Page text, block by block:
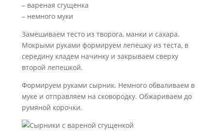
– вареная сгущенка
– немного муки
Замешиваем тесто из творога, манки и сахара.
Мокрыми руками формируем лепешку из теста, в
середину кладем начинку и закрываем сверху
второй лепешкой.
Формируем руками сырник. Немного обваливаем в
муке и отправляем на сковородку. Обжариваем до
румяной корочки.